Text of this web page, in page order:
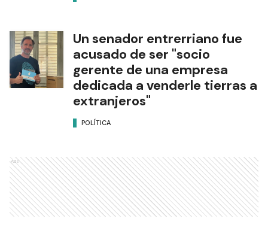
Un senador entrerriano fue
acusado de ser "socio
gerente de una empresa
dedicada a venderle tierras a
extranjeros"
POLÍTICA
Ads